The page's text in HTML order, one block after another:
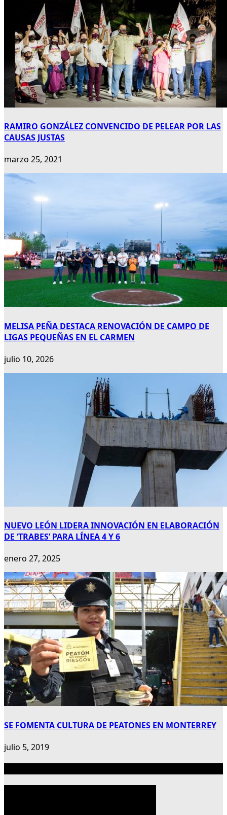
RAMIRO GONZÁLEZ CONVENCIDO DE PELEAR POR LAS
CAUSAS JUSTAS
marzo 25, 2021
MELISA PEÑA DESTACA RENOVACIÓN DE CAMPO DE
LIGAS PEQUEÑAS EN EL CARMEN
julio 10, 2026
NUEVO LEÓN LIDERA INNOVACIÓN EN ELABORACIÓN
DE ‘TRABES’ PARA LÍNEA 4 Y 6
enero 27, 2025
SE FOMENTA CULTURA DE PEATONES EN MONTERREY
julio 5, 2019